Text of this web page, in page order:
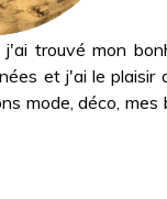
j'ai trouvé mon
et j'ai le plaisir
mode, déco, mes